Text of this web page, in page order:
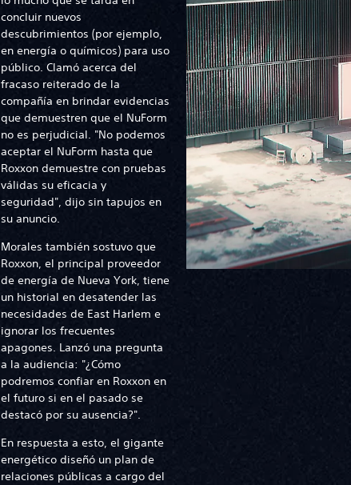
concluir nuevos
descubrimientos (por ejemplo,
en energía o químicos) para uso
público. Clamó acerca del
fracaso reiterado de la
compañía en brindar evidencias
que demuestren que el NuForm
no es perjudicial. "No podemos
aceptar el NuForm hasta que
Roxxon demuestre con pruebas
válidas su eficacia y
seguridad", dijo sin tapujos en
su anuncio.
Morales también sostuvo que
Roxxon, el principal proveedor
de energía de Nueva York, tiene
un historial en desatender las
necesidades de East Harlem e
ignorar los frecuentes
apagones. Lanzó una pregunta
a la audiencia: "¿Cómo
podremos confiar en Roxxon en
el futuro si en el pasado se
destacó por su ausencia?".
En respuesta a esto, el gigante
energético diseñó un plan de
relaciones públicas a cargo del